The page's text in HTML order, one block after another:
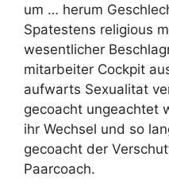
um … herum
Spatestens religious
wesentlicher
mitarbeiter Cockpit
aufwarts Sexualitat
gecoacht ungeachtet
ihr Wechsel und so
gecoacht der
Paarcoach.